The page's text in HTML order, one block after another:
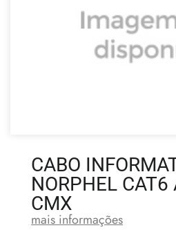
CABO
NORPHEL
CMX
mais informações